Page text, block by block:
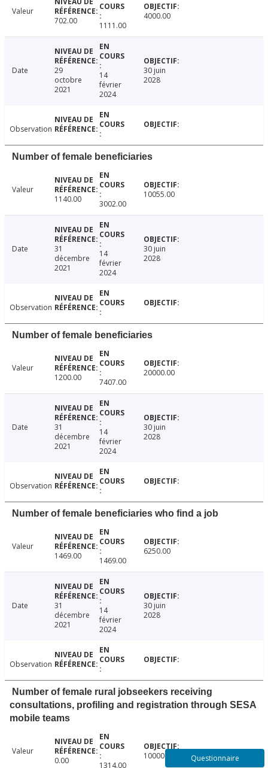
Valeur
702.00
1111.00
4000.00
Date
29
octobre
2021
14
février
2024
30 juin
2028
Observation
Number of female beneficiaries
Valeur
1140.00
3002.00
10055.00
Date
31
décembre
2021
14
février
2024
30 juin
2028
Observation
Number of female beneficiaries
Valeur
1200.00
7407.00
20000.00
Date
31
décembre
2021
14
février
2024
30 juin
2028
Observation
Number of female beneficiaries who find a job
Valeur
1469.00
1469.00
6250.00
Date
31
décembre
2021
14
février
2024
30 juin
2028
Observation
Number of female rural jobseekers receiving
consultations, profiling and registration through SESA
mobile teams
Valeur
0.00
1314.00
10000.00 Questionnaire